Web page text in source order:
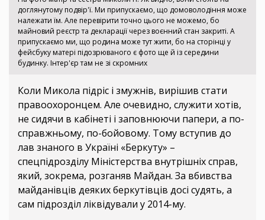
доглянутому подвір'ї. Ми припускаємо, що домоволодіння може
належати їм. Але перевірити точно цього не можемо, бо
майновий реєстр та декларації через воєнний стан закриті. А
припускаємо ми, що родина може тут жити, бо на сторінці у
фейсбуку матері підозрюваного є фото ще й із середини
будинку. Інтер'єр там не зі скромних
Коли Микола підріс і змужнів, вирішив стати
правоохоронцем. Але очевидно, служити хотів,
не сидячи в кабінеті і заповнюючи папери, а по-
справжньому, по-бойовому. Тому вступив до
лав знаного в Україні «Беркуту» –
спецпідрозділу Міністерства внутрішніх справ,
який, зокрема, розганяв Майдан. За вбивства
майданівців деяких беркутівців досі судять, а
сам підрозділ ліквідували у 2014-му.